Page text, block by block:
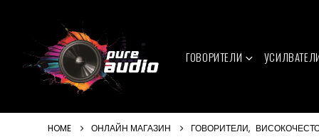
ГОВОРИТЕЛИ
HOME ОНЛАЙН МАГАЗИН ГОВОРИТЕЛИ,